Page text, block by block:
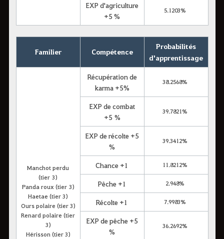
EXP d'agriculture
+5 %
5.1203%
Familier Compétence
Probabilités
d'apprentissage
Manchot perdu
(tier 3)
Panda roux (tier 3)
Haetae (tier 3)
Ours polaire (tier 3)
Renard polaire (tier
3)
Hérisson (tier 3)
Récupération de
karma +5%
38.2568%
EXP de combat
+5 %
39.7821%
EXP de récolte +5
%
39.3412%
Chance +1 11.8212%
Pêche +1 2.948%
Récolte +1 7.9983%
EXP de pêche +5
%
36.2692%